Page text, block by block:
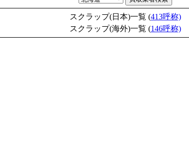
スクラップ(日本)一覧 (413呼称)
スクラップ(海外)一覧 (146呼称)